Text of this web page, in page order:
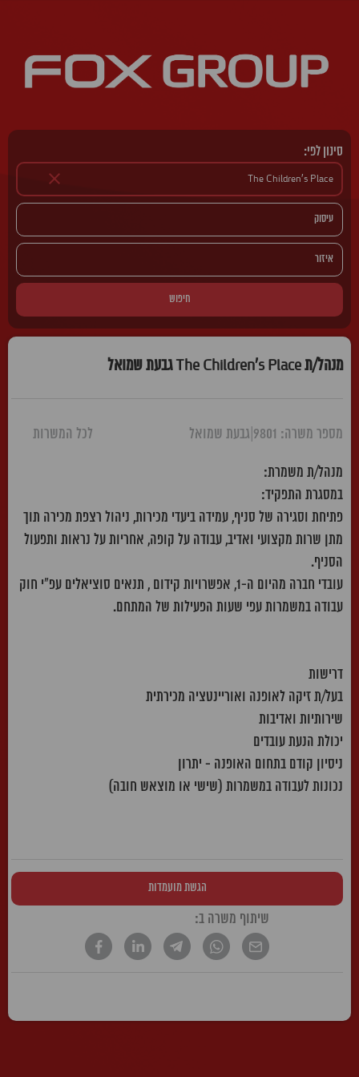
סינון לפי:
חיפוש
מנהל/ת The Children's Place גבעת שמואל
מספר משרה: 9801 גבעת שמואל לכל המשרות
מנהל/ת משמרת:
במסגרת התפקיד:
פתיחת וסגירה של סניף, עמידה ביעדי מכירות, ניהול רצפת מכירה תוך
מתן שרות מקצועי ואדיב, עבודה על קופה, אחריות על נראות ותפעול
הסניף.
עובדי חברה מהיום ה-1, אפשרויות קידום , תנאים סוציאלים עפ"י חוק
עבודה במשמרות עפי שעות הפעילות של המתחם.
דרישות
בעל/ת זיקה לאופנה ואוריינטציה מכירתית
שירותיות ואדיבות
יכולת הנעת עובדים
ניסיון קודם בתחום האופנה - יתרון
נכונות לעבודה במשמרות (שישי או מוצאש חובה)
הגשת מועמדות
שיתוף משרה ב: